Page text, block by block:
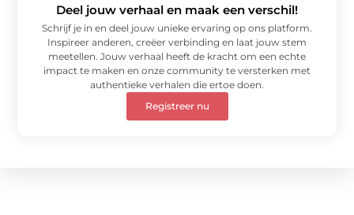
Deel jouw verhaal en maak een verschil!
Schrijf je in en deel jouw unieke ervaring op ons platform.
Inspireer anderen, creëer verbinding en laat jouw stem
meetellen. Jouw verhaal heeft de kracht om een echte
impact te maken en onze community te versterken met
authentieke verhalen die ertoe doen.
Registreer nu